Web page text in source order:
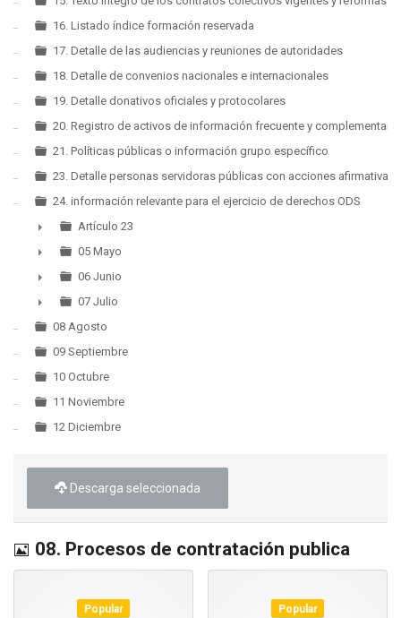
16. Listado índice formación reservada
17. Detalle de las audiencias y reuniones de autoridades
18. Detalle de convenios nacionales e internacionales
19. Detalle donativos oficiales y protocolares
20. Registro de activos de información frecuente y complementaria
21. Políticas públicas o información grupo específico
23. Detalle personas servidoras públicas con acciones afirmativas
24. información relevante para el ejercicio de derechos ODS
►
Artículo 23
►
05 Mayo
►
06 Junio
►
07 Julio
08 Agosto
09 Septiembre
10 Octubre
11 Noviembre
12 Diciembre
Descarga seleccionada
Imagen
08. Procesos de contratación publica
Popular Popular